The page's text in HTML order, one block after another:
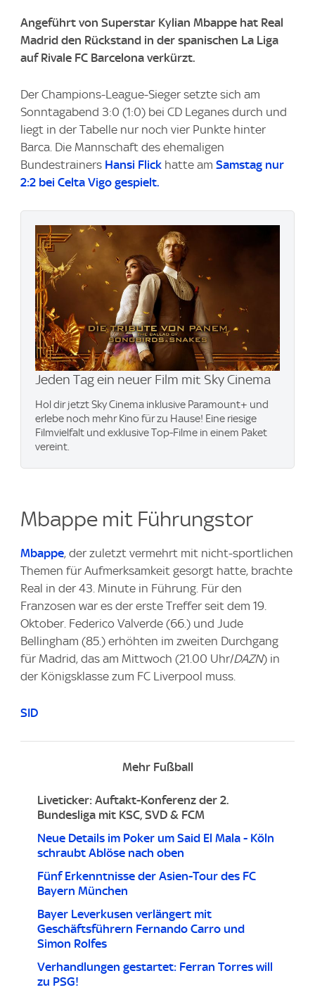
Angeführt von Superstar Kylian Mbappe hat Real
Madrid den Rückstand in der spanischen La Liga
auf Rivale FC Barcelona verkürzt.
Der Champions-League-Sieger setzte sich am
Sonntagabend 3:0 (1:0) bei CD Leganes durch und
liegt in der Tabelle nur noch vier Punkte hinter
Barca. Die Mannschaft des ehemaligen
Bundestrainers Hansi Flick hatte am Samstag nur
2:2 bei Celta Vigo gespielt.
Jeden Tag ein neuer Film mit Sky Cinema
Hol dir jetzt Sky Cinema inklusive Paramount+ und
erlebe noch mehr Kino für zu Hause! Eine riesige
Filmvielfalt und exklusive Top-Filme in einem Paket
vereint.
Mbappe mit Führungstor
Mbappe, der zuletzt vermehrt mit nicht-sportlichen
Themen für Aufmerksamkeit gesorgt hatte, brachte
Real in der 43. Minute in Führung. Für den
Franzosen war es der erste Treffer seit dem 19.
Oktober. Federico Valverde (66.) und Jude
Bellingham (85.) erhöhten im zweiten Durchgang
für Madrid, das am Mittwoch (21.00 Uhr/DAZN) in
der Königsklasse zum FC Liverpool muss.
SID
Mehr Fußball
Liveticker: Auftakt-Konferenz der 2.
Bundesliga mit KSC, SVD & FCM
Neue Details im Poker um Said El Mala - Köln
schraubt Ablöse nach oben
Fünf Erkenntnisse der Asien-Tour des FC
Bayern München
Bayer Leverkusen verlängert mit
Geschäftsführern Fernando Carro und
Simon Rolfes
Verhandlungen gestartet: Ferran Torres will
zu PSG!